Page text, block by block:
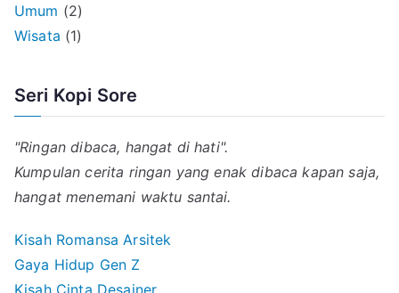
Umum (2)
Wisata (1)
Seri Kopi Sore
"Ringan dibaca, hangat di hati".
Kumpulan cerita ringan yang enak dibaca kapan saja,
hangat menemani waktu santai.
Kisah Romansa Arsitek
Gaya Hidup Gen Z
Kisah Cinta Desainer